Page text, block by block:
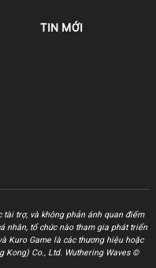
TIN MỚI
tài trợ, và không phản ánh quan điểm
nhân, tổ chức nào tham gia phát triển
Kuro Game là các thương hiệu hoặc
Kong) Co., Ltd. Wuthering Waves ©